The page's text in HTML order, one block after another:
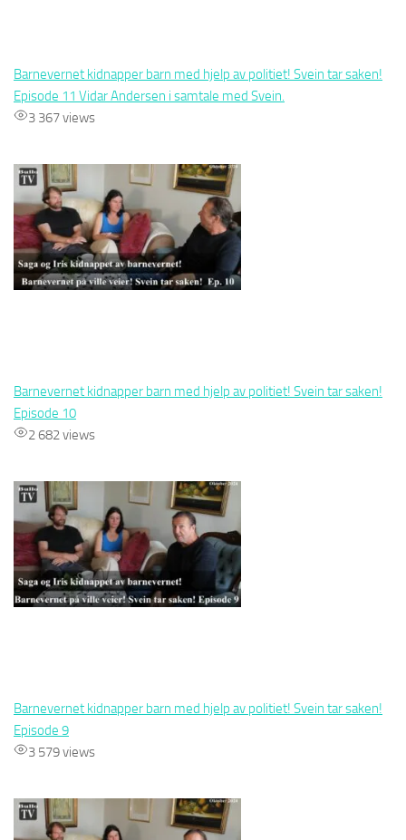
Barnevernet kidnapper barn med hjelp av politiet! Svein tar saken!
Episode 11 Vidar Andersen i samtale med Svein.
3 367 views
Barnevernet kidnapper barn med hjelp av politiet! Svein tar saken!
Episode 10
2 682 views
Barnevernet kidnapper barn med hjelp av politiet! Svein tar saken!
Episode 9
3 579 views